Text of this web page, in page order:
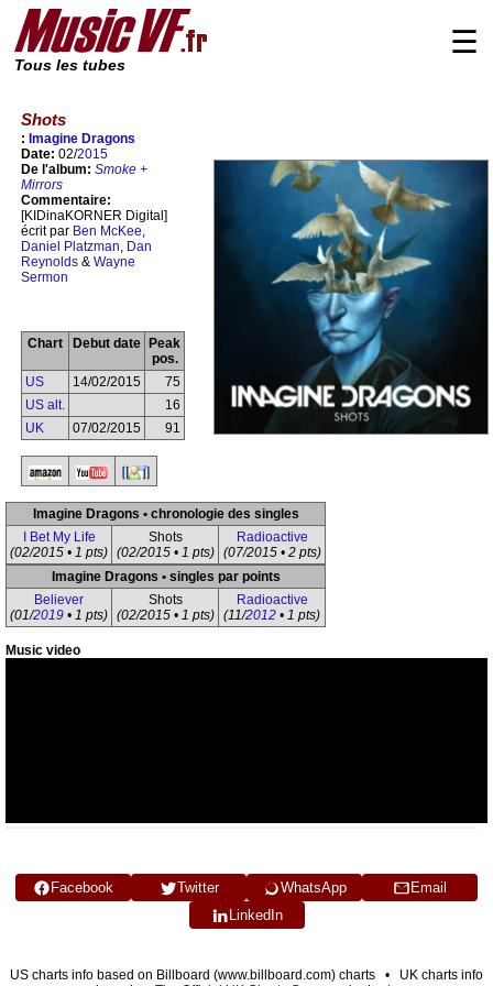
Tous les tubes
☰
Shots
: Imagine Dragons
Date: 02/2015
De l'album: Smoke +
Mirrors
Commentaire:
[KIDinaKORNER Digital]
écrit par Ben McKee,
Daniel Platzman, Dan
Reynolds & Wayne
Sermon
Chart Debut date
Peak
pos.
US
14/02/2015
75
US alt.
16
UK
07/02/2015 91
Imagine Dragons • chronologie des singles
I Bet My Life
(02/2015 • 1 pts)
Shots
(02/2015 • 1 pts)
Radioactive
(07/2015 • 2 pts)
Imagine Dragons • singles par points
Believer
(01/2019 • 1 pts)
Shots
(02/2015 • 1 pts)
Radioactive
(11/2012 • 1 pts)
Music video
Facebook Twitter WhatsApp
Email
LinkedIn
US charts info based on Billboard (www.billboard.com) charts • UK charts info